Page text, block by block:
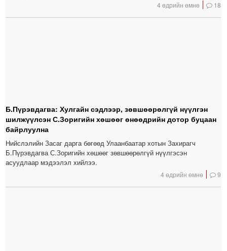
4 өдрийн өмнө 18
Б.Пүрэвдагва: Хулгайн сэдлээр, зөвшөөрөлгүй нүүлгэн
шилжүүлсэн С.Зоригийн хөшөөг өнөөдрийн дотор буцаан
байрлуулна
Нийслэлийн Засаг дарга бөгөөд Улаанбаатар хотын Захирагч
Б.Пүрэвдагва С.Зоригийн хөшөөг зөвшөөрөлгүй нүүлгэсэн
асуудлаар мэдээлэл хийлээ.
4 өдрийн өмнө 9